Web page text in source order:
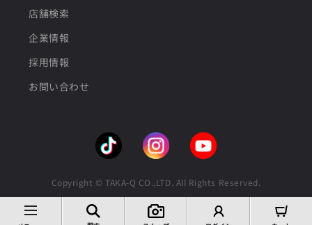
店舗検索
企業情報
採用情報
お問い合わせ
Copyright © TAKA-Q CO.,LTD. All Rights Reserved.